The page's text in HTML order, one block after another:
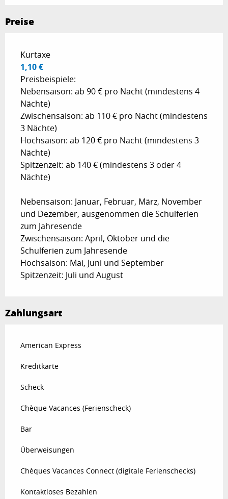
Preise
Preise 2026
Kurtaxe
1,10 €
Preisbeispiele:
Nebensaison: ab 90 € pro Nacht (mindestens 4
Nächte)
Zwischensaison: ab 110 € pro Nacht (mindestens
3 Nächte)
Hochsaison: ab 120 € pro Nacht (mindestens 3
Nächte)
Spitzenzeit: ab 140 € (mindestens 3 oder 4
Nächte)
Nebensaison: Januar, Februar, März, November
und Dezember, ausgenommen die Schulferien
zum Jahresende
Zwischensaison: April, Oktober und die
Schulferien zum Jahresende
Hochsaison: Mai, Juni und September
Spitzenzeit: Juli und August
Zahlungsart
American Express
Kreditkarte
Scheck
Chèque Vacances (Ferienscheck)
Bar
Überweisungen
Chèques Vacances Connect (digitale Ferienschecks)
Kontaktloses Bezahlen